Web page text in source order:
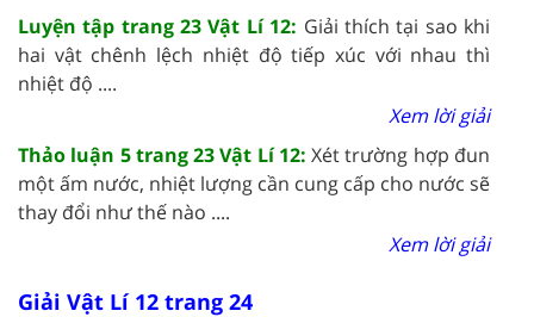
Luyện tập trang 23 Vật Lí 12: Giải thích tại sao khi
hai vật chênh lệch nhiệt độ tiếp xúc với nhau thì
nhiệt độ ....
Xem lời giải
Thảo luận 5 trang 23 Vật Lí 12:Xét trường hợp đun
một ấm nước, nhiệt lượng cần cung cấp cho nước sẽ
thay đổi như thế nào ....
Xem lời giải
Giải Vật Lí 12 trang 24